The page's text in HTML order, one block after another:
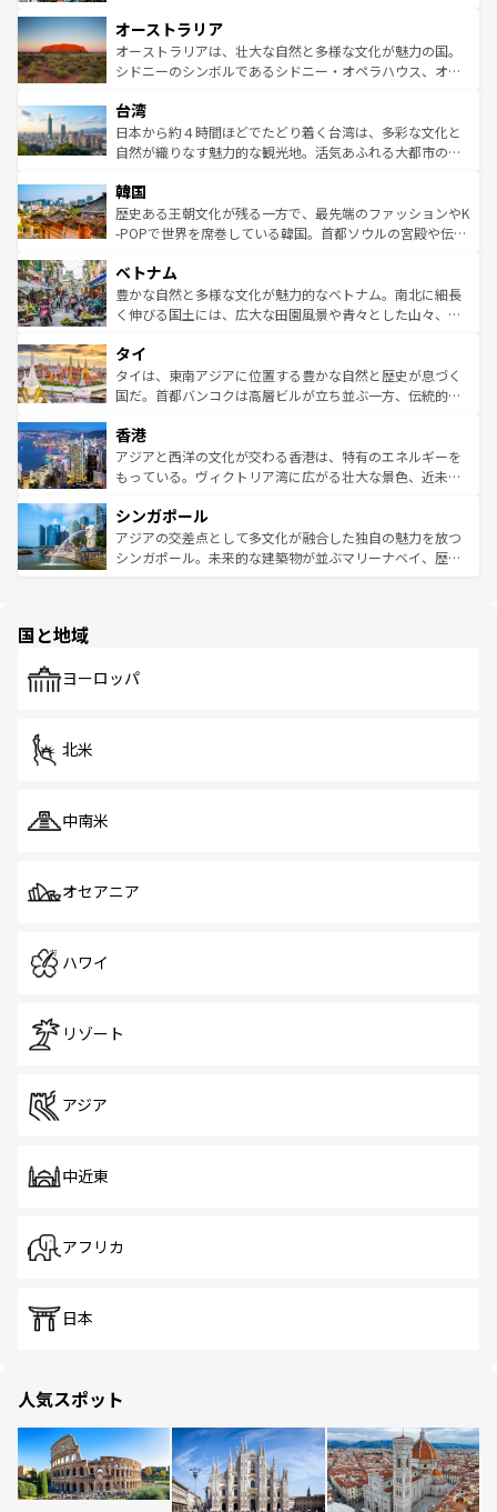
部のニューオーリンズでは、音楽と美食が融合した独特の
文化が魅力。旅行者はアメリカの各地域で異なる魅力を楽
しみながら、その多様性と豊かな歴史を感じることができ
ならではの贅沢な旅のスタイルだ。 なお、新着のアメリカ
情報はコンテンツ一覧を参照してほしい。
ワイ島は見逃せない。また、定番の観光地といえばオアフ
島だが、静かな自然を求めるならマウイ島やカウアイ島が
おすすめ。エメラルドグリーンに輝く海をはじめ、豊かな
れるおもてなしの心で訪れる人々を迎えてくれるハワイの
人々、おいしいローカルフードやハワイアンミュージッ
ク、伝統的なフラダンスなど、すべてがハワイの魅力を彩
ワイを、存分に味わってほしい。 なお、新着のハワイ情報
はコンテンツ一覧を参照してほしい。
オーストラリア
オーストラリアは、壮大な自然と多様な文化が魅力の国。
シドニーのシンボルであるシドニー・オペラハウス、オー
リアリーフや大陸中央部にそびえるウルル（エアーズロッ
ク）、タスマニアの美しい原生林やケアンズの熱帯雨林な
ど、見どころがたくさん。また、カフェやワイン、オージ
いる。アクティビティも充実しており、サーフィンやダイ
ビング、ハイキングなど、アウトドア好きにはたまらな
い。オーストラリアの多彩な魅力を存分に味わいつくそ
参照してほしい。
台湾
日本から約４時間ほどでたどり着く台湾は、多彩な文化と
自然が織りなす魅力的な観光地。活気あふれる大都市の台
ン）、静ひつな山岳地帯である台湾東部など、都市の喧騒
と山間の静けさが共存しており、訪れる人に新しい発見と
驚きをもたらしてくれる。また、奥深い台湾の食文化も魅
容にもいいと評判のスイーツなど、バラエティ豊かな料理
が味わえる。 なお、新着の台湾情報は コンテンツ一覧を参
照してほしい。
韓国
歴史ある王朝文化が残る一方で、最先端のファッションやK
-POPで世界を席巻している韓国。首都ソウルの宮殿や伝統
き、地方に足を延ばせば四季折々の自然美を楽しむことが
できる。そして、キムチや焼肉、絶品のストリートフード
まで、さまざまな韓国料理が待っている。夜には、韓国な
リティに包まれながら、韓国の多彩な魅力を心ゆくまで味
わってみてほしい。 なお、新着の韓国情報はコンテンツ一
覧を参照してほしい。
ベトナム
豊かな自然と多様な文化が魅力的なベトナム。南北に細長
く伸びる国土には、広大な田園風景や青々とした山々、世
急速な発展と共に伝統が息づく。ハノイの古い町並みやホ
ーチミン市のフランス統治時代の建物も、独特の雰囲気を
醸し出している。また、バラエティの豊かさとおいしさで
とつ。フォーやバインミー、ベトナムコーヒーなどは、ぜ
ひ現地で味わいたい。どの地域を訪れてもあたたかい人々
が旅行者を迎えてくれるので、きっと忘れられない旅にな
参照してほしい。
タイ
タイは、東南アジアに位置する豊かな自然と歴史が息づく
国だ。首都バンコクは高層ビルが立ち並ぶ一方、伝統的な
の活気が交差している。北部ではチェンマイなどの山岳地
帯で自然と触れ合い、南部ではプーケットやクラビの美し
いビーチでリゾート気分を楽しむことができる。タイ料理
激する。気候は一年中温暖で、どの季節にも異なる楽しみ
が待っている。親しみやすいタイの人々、仏教を中心とし
た文化、そして多様な観光資源が、訪れる旅人を魅了し続
香港
アジアと西洋の文化が交わる香港は、特有のエネルギーを
もっている。ヴィクトリア湾に広がる壮大な景色、近未来
み、どこを訪れても感動するはず。観光スポットが密集し
ており、効率よく見どころを回れるのも魅力。息をのむよ
うな絶景から文化的な体験まで、香港を存分に楽しみ尽く
シンガポール
アジアの交差点として多文化が融合した独自の魅力を放つ
シンガポール。未来的な建築物が並ぶマリーナベイ、歴史
で、ホーカーズは地元の風情を楽しめる外せないスポット
国と地域
ヨーロッパ
北米
中南米
オセアニア
ハワイ
リゾート
アジア
中近東
アフリカ
日本
人気スポット